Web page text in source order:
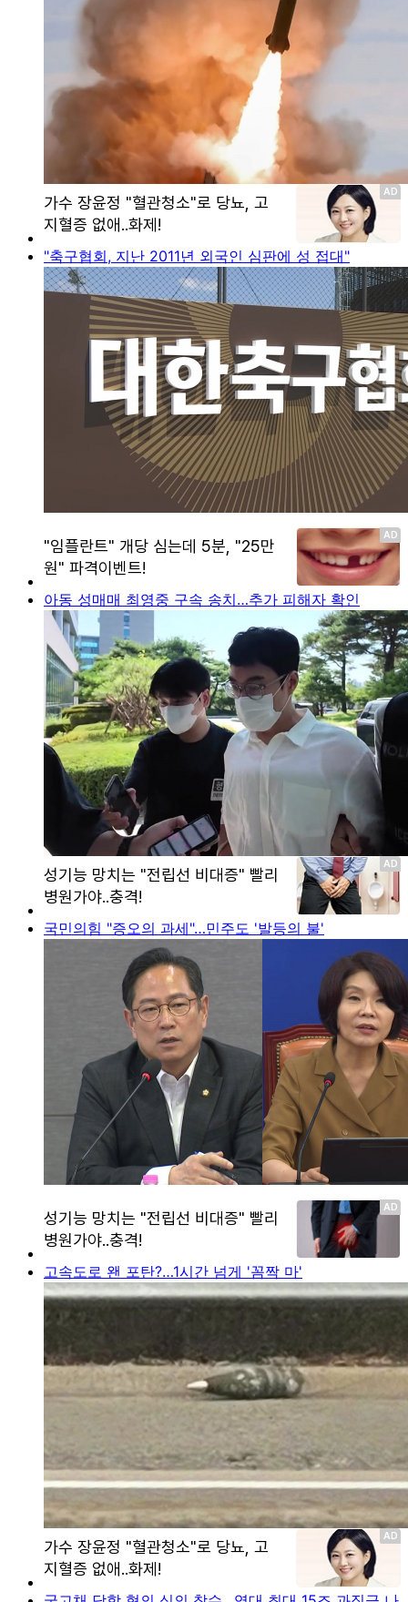
"축구협회, 지난 2011년 외국인 심판에 성 접대"
아동 성매매 최영중 구속 송치…추가 피해자 확인
국민의힘 "증오의 과세"…민주도 '발등의 불'
고속도로 왠 포탄?…1시간 넘게 '꼼짝 마'